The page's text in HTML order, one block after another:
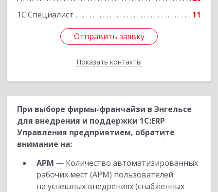
1С:Специалист
11
Отправить заявку
Показать контакты
Отправить заявку
Назад
При выборе фирмы-франчайзи в Энгельсе
для внедрения и поддержки 1С:ERP
Управления предприятием, обратите
внимание на:
АРМ — Количество автоматизированных
рабочих мест (АРМ) пользователей
на успешных внедрениях (снабженных